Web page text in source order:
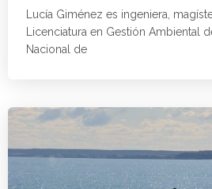
Lucía Giménez es ingeniera,
Licenciatura en Gestión Ambiental
Nacional de